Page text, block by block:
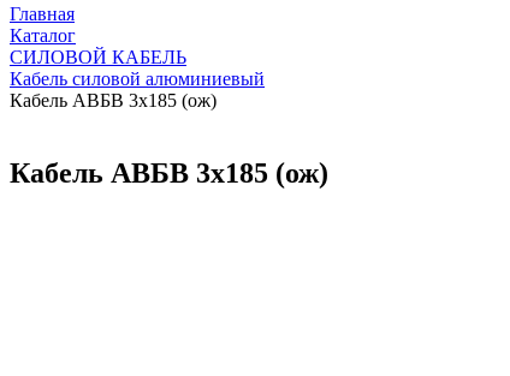
Главная
Каталог
СИЛОВОЙ КАБЕЛЬ
Кабель силовой алюминиевый
Кабель АВБВ 3х185 (ож)
Кабель АВБВ 3х185 (ож)